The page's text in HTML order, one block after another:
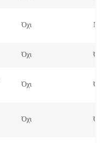
Όχι
Όχι
Όχι
Όχι